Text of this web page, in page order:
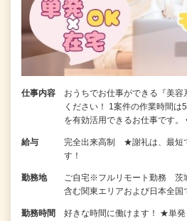
仕事内容
おうちでお仕事ができる『美
ください！ 1案件の作業時間は
を有効活用できるお仕事です
給与
完全出来高制 ★謝礼は、最短
す！
勤務地
ご自宅※フルリモート勤務 茨
含む関東エリアおよび日本全国
勤務時間
好きな時間に働けます！ ★単